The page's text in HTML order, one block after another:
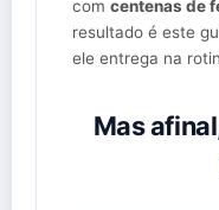
com centenas de
resultado é este
ele entrega na
Mas